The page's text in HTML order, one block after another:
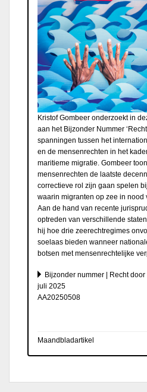
Kristof Gombeer onderzoekt in
aan het Bijzonder Nummer
spanningen tussen het
en de mensenrechten in het
maritieme migratie. Gombeer
mensenrechten de laatste
correctieve rol zijn gaan spelen
waarin migranten op zee in nood
Aan de hand van recente
optreden van verschillende
hij hoe drie zeerechtregimes
soelaas bieden wanneer
botsen met mensenrechtelijke
Bijzonder nummer | Recht door
juli 2025
AA20250508
Maandbladartikel